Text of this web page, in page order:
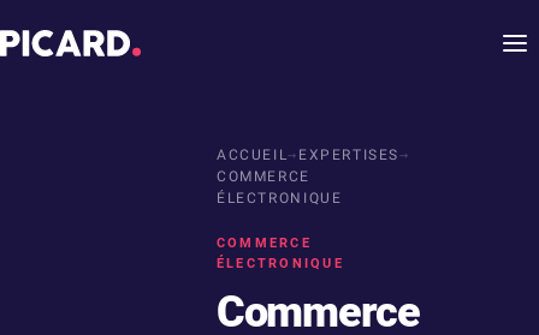
ACCUEIL→ EXPERTISES→
COMMERCE
ÉLECTRONIQUE
COMMERCE
ÉLECTRONIQUE
Commerce